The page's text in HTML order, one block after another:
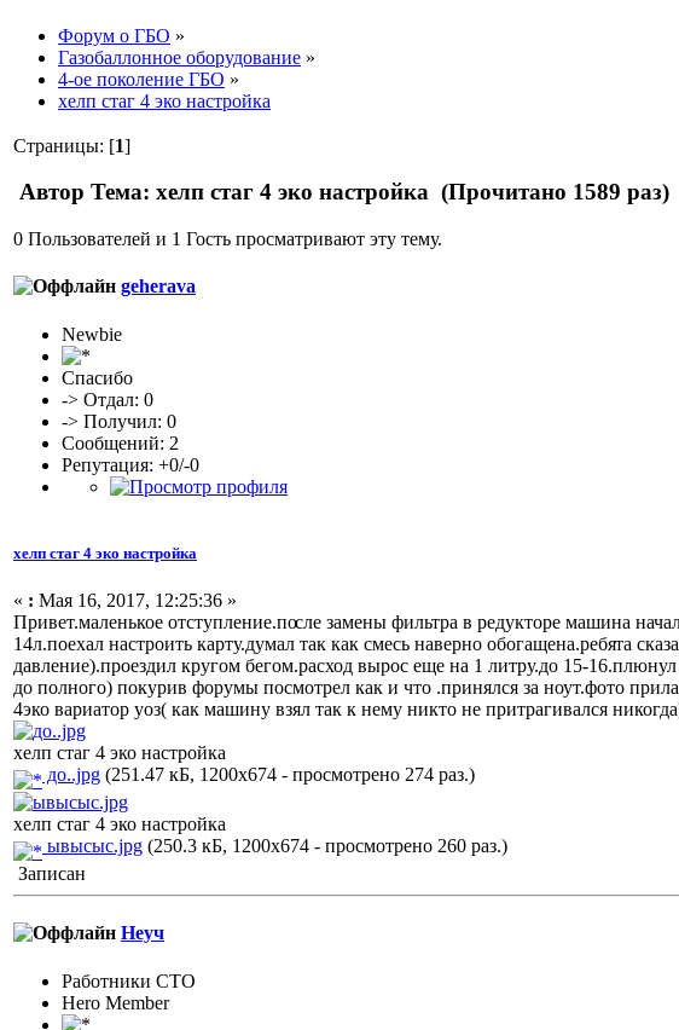
Форум о ГБО »
Газобаллонное оборудование »
4-ое поколение ГБО »
хелп стаг 4 эко настройка
Страницы: [1]
Автор Тема: хелп стаг 4 эко настройка (Прочитано 1589 раз)
0 Пользователей и 1 Гость просматривают эту тему.
geherava
Newbie
Спасибо
-> Отдал: 0
-> Получил: 0
Сообщений: 2
Репутация: +0/-0
хелп стаг 4 эко настройка
« : Мая 16, 2017, 12:25:36 »
Привет.маленькое отступление.после замены фильтра в редукторе машина
14л.поехал настроить карту.думал так как смесь наверно обогащена.ребята
давление).проездил кругом бегом.расход вырос еще на 1 литру.до 15-
до полного) покурив форумы посмотрел как и что .принялся за ноут.фото
4эко вариатор уоз( как машину взял так к нему никто не притрагивался
хелп стаг 4 эко настройка
до..jpg (251.47 кБ, 1200x674 - просмотрено 274 раз.)
хелп стаг 4 эко настройка
ывысыс.jpg (250.3 кБ, 1200x674 - просмотрено 260 раз.)
Записан
Неуч
Работники СТО
Hero Member